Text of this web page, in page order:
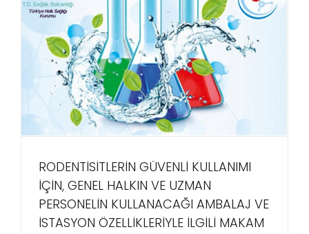
RODENTİSİTLERİN GÜVENLİ KULLANIMI
İÇİN, GENEL HALKIN VE UZMAN
PERSONELİN KULLANACAĞI AMBALAJ VE
İSTASYON ÖZELLİKLERİYLE İLGİLİ MAKAM